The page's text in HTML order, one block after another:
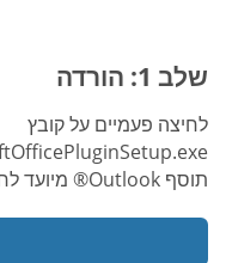
שלב 1: הורדה
לחיצה פעמיים על קובץ
תוסף Outlook® מיועד לחלונות בלבד.